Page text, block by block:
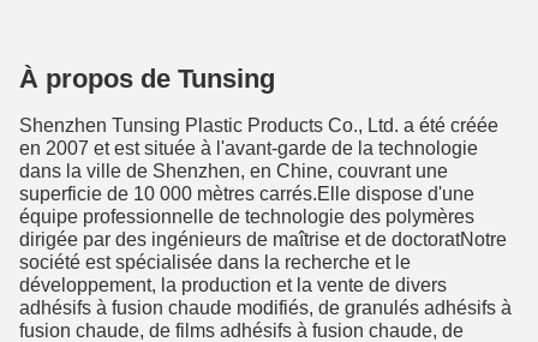
À propos de Tunsing
Shenzhen Tunsing Plastic Products Co., Ltd. a été créée
en 2007 et est située à l'avant-garde de la technologie
dans la ville de Shenzhen, en Chine, couvrant une
superficie de 10 000 mètres carrés.Elle dispose d'une
équipe professionnelle de technologie des polymères
dirigée par des ingénieurs de maîtrise et de doctoratNotre
société est spécialisée dans la recherche et le
développement, la production et la vente de divers
adhésifs à fusion chaude modifiés, de granulés adhésifs à
fusion chaude, de films adhésifs à fusion chaude, de